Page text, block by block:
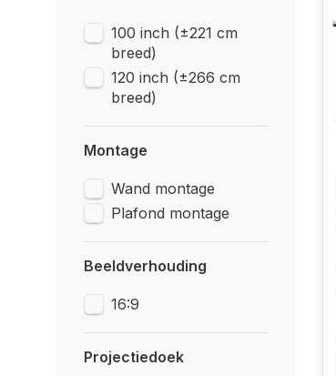
100 inch (±221 cm
breed)
120 inch (±266 cm
breed)
Montage
Wand montage
Plafond montage
Beeldverhouding
16:9
Projectiedoek